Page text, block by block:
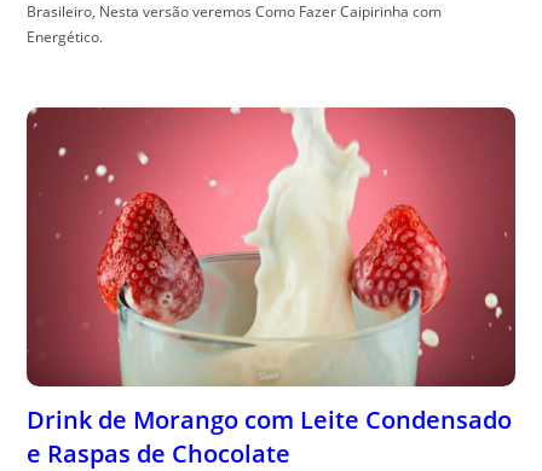
Brasileiro, Nesta versão veremos Como Fazer Caipirinha com
Energético.
Drink de Morango com Leite Condensado
e Raspas de Chocolate